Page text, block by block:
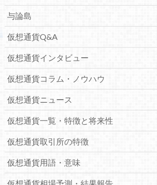
与論島
仮想通貨Q&A
仮想通貨インタビュー
仮想通貨コラム・ノウハウ
仮想通貨ニュース
仮想通貨一覧・特徴と将来性
仮想通貨取引所の特徴
仮想通貨用語・意味